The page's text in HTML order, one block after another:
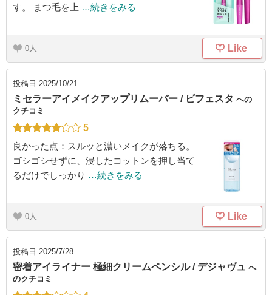
す。 まつ毛を上 …続きをみる
0 Like
投稿日 2025/10/21
ミセラーアイメイクアップリムーバー / ビフェスタ への
クチコミ
5
良かった点：スルッと濃いメイクが落ちる。
ゴシゴシせずに、浸したコットンを押し当て
るだけでしっかり …続きをみる
0 Like
投稿日 2025/7/28
密着アイライナー 極細クリームペンシル / デジャヴュ へ
のクチコミ